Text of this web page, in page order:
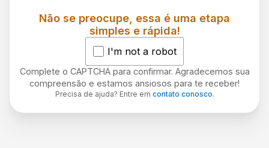
Não se preocupe, essa é uma etapa
simples e rápida!
I'm not a robot
Complete o CAPTCHA para confirmar. Agradecemos sua
compreensão e estamos ansiosos para te receber!
Precisa de ajuda? Entre em contato conosco.